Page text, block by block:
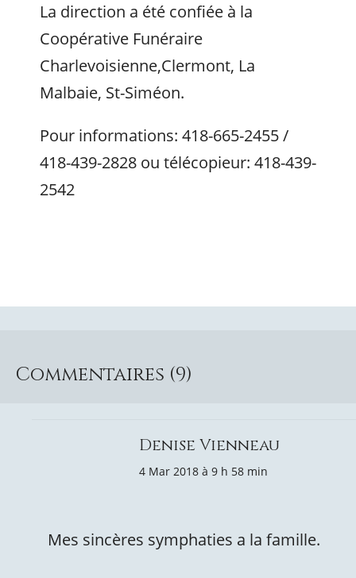
La direction a été confiée à la
Coopérative Funéraire
Charlevoisienne,Clermont, La
Malbaie, St-Siméon.
Pour informations: 418-665-2455 /
418-439-2828 ou télécopieur: 418-439-
2542
Commentaires (9)
Denise Vienneau
4 Mar 2018 à 9 h 58 min
Mes sincères symphaties a la famille.